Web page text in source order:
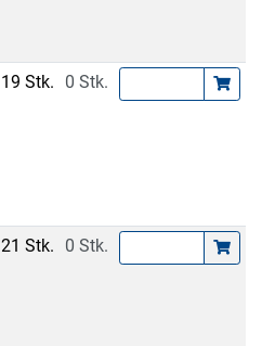
19 Stk. 0 Stk.
21 Stk. 0 Stk.